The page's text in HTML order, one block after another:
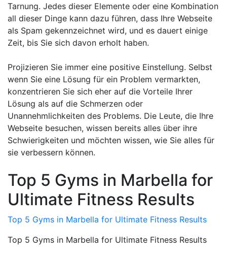
Tarnung. Jedes dieser Elemente oder eine Kombination
all dieser Dinge kann dazu führen, dass Ihre Webseite
als Spam gekennzeichnet wird, und es dauert einige
Zeit, bis Sie sich davon erholt haben.
Projizieren Sie immer eine positive Einstellung. Selbst
wenn Sie eine Lösung für ein Problem vermarkten,
konzentrieren Sie sich eher auf die Vorteile Ihrer
Lösung als auf die Schmerzen oder
Unannehmlichkeiten des Problems. Die Leute, die Ihre
Webseite besuchen, wissen bereits alles über ihre
Schwierigkeiten und möchten wissen, wie Sie alles für
sie verbessern können.
Top 5 Gyms in Marbella for
Ultimate Fitness Results
Top 5 Gyms in Marbella for Ultimate Fitness Results
Top 5 Gyms in Marbella for Ultimate Fitness Results